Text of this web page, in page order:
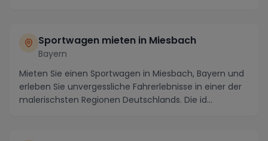
Sportwagen mieten in Miesbach
Bayern
Mieten Sie einen Sportwagen in Miesbach, Bayern und
erleben Sie unvergessliche Fahrerlebnisse in einer der
malerischsten Regionen Deutschlands. Die id...